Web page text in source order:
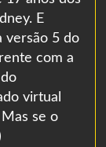
E
versão 5 do
com a
virtual
se o